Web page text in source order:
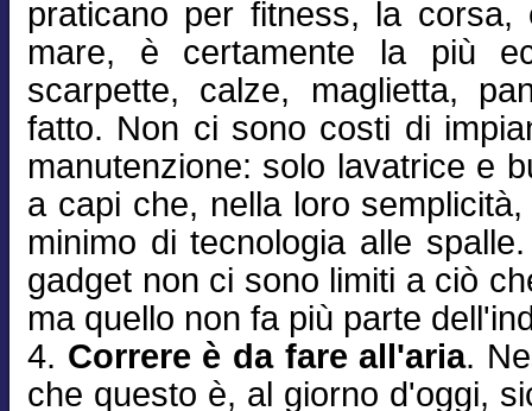
praticano per fitness, la corsa,
mare, è certamente la più
scarpette, calze, maglietta,
fatto. Non ci sono costi di
manutenzione: solo lavatrice e
a capi che, nella loro
minimo di tecnologia alle
gadget non ci sono limiti a ciò
ma quello non fa più parte
4. Correre è da fare all'aria.
che questo è, al giorno d'oggi,